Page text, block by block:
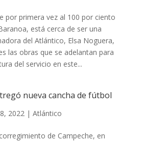
por primera vez al 100 por ciento
está cerca de ser una
del Atlántico, Elsa Noguera,
las obras que se adelantan para
del servicio en este...
nueva cancha de fútbol
2022| Atlántico
de Campeche, en